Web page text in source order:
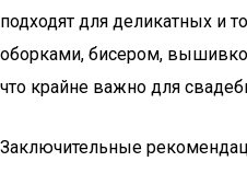
подходят для деликатных и
оборками, бисером,
что крайне важно для
Заключительные